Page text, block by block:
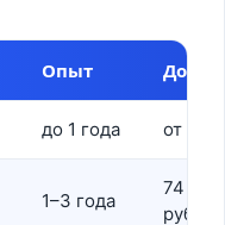
Опыт Доход
до 1 года от 90
1–3 года
74
руб.